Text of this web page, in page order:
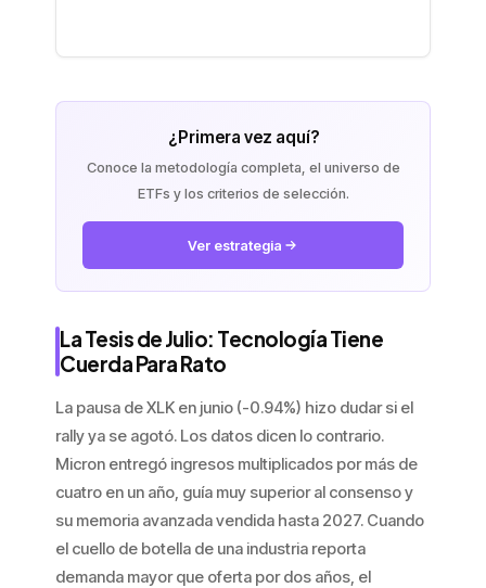
¿Primera vez aquí?
Conoce la metodología completa, el universo de
ETFs y los criterios de selección.
Ver estrategia
La Tesis de Julio: Tecnología Tiene
Cuerda Para Rato
La pausa de XLK en junio (-0.94%) hizo dudar si el
rally ya se agotó. Los datos dicen lo contrario.
Micron entregó ingresos multiplicados por más de
cuatro en un año, guía muy superior al consenso y
su memoria avanzada vendida hasta 2027. Cuando
el cuello de botella de una industria reporta
demanda mayor que oferta por dos años, el